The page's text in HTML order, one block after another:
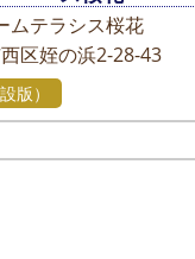
ムテラシス桜花
区姪の浜2-28-43
版）